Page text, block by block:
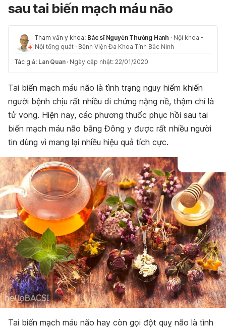
sau tai biến mạch máu não
Tham vấn y khoa: Bác sĩ Nguyễn Thường Hanh · Nội khoa -
Nội tổng quát · Bệnh Viện Đa Khoa Tỉnh Bắc Ninh
Tác giả: Lan Quan · Ngày cập nhật: 22/01/2020
Tai biến mạch máu não là tình trạng nguy hiểm khiến
người bệnh chịu rất nhiều di chứng nặng nề, thậm chí là
tử vong. Hiện nay, các phương thuốc phục hồi sau tai
biến mạch máu não bằng Đông y được rất nhiều người
tin dùng vì mang lại nhiều hiệu quả tích cực.
Tai biến mạch máu não hay còn gọi đột quỵ não là tình